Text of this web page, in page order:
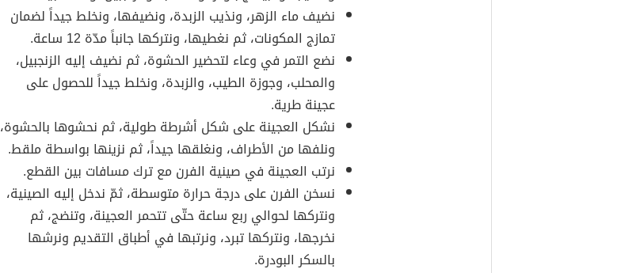
نضيف ماء الزهر، ونذيب الزبدة، ونضيفها، ونخلط جيداً لضمان
تمازج المكونات، ثم نغطيها، ونتركها جانباً مدّة 12 ساعة.
نضع التمر في وعاء لتحضير الحشوة، ثم نضيف إليه الزنجبيل،
والمحلب، وجوزة الطيب، والزبدة، ونخلط جيداً للحصول على
عجينة طرية.
نشكل العجينة على شكل أشرطة طولية، ثم نحشوها بالحشوة،
ونلفها من الأطراف، ونغلقها جيداً، ثم نزينها بواسطة ملقط.
نرتب العجينة في صينية الفرن مع ترك مسافات بين القطع.
نسخن الفرن على درجة حرارة متوسطة، ثمّ ندخل إليه الصينية،
ونتركها لحوالي ربع ساعة حتّى تتحمر العجينة، وتنضج، ثم
نخرجها، ونتركها تبرد، ونرتبها في أطباق التقديم ونرشها
بالسكر البودرة.